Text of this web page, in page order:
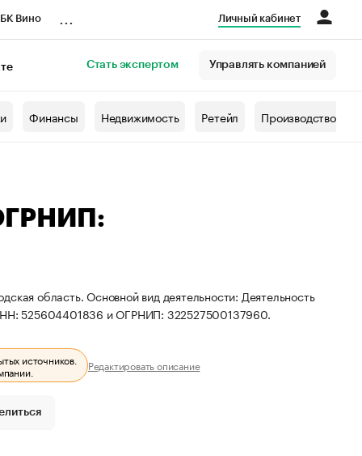
Вино Личный кабинет
Стать экспертом Управлять компанией
Финансы Недвижимость Ретейл Производство
область. Основной вид деятельности: Деятельность
525604401836 и ОГРНИП: 322527500137960.
источников. Редактировать описание